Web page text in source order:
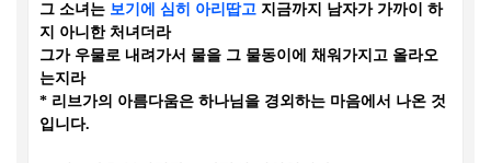
그 소녀는 보기에 심히 아리땁고 지금까지 남자가 가까이 하
지 아니한 처녀 더라
그가 우물로 내려가서 물을 그 물동이에 채워가지고 올라오
는지라
* 리브가의 아름다움은 하나님을 경외하는 마음에서 나온 것
입니다.